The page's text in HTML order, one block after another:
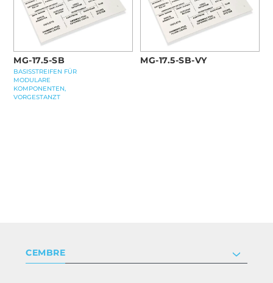
MG-17.5-SB
BASISSTREIFEN FÜR
MODULARE
KOMPONENTEN,
VORGESTANZT
MG-17.5-SB-VY
CEMBRE